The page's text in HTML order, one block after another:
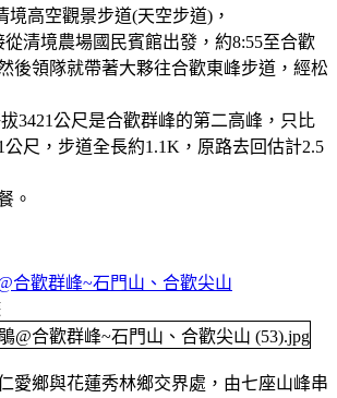
境高空觀景步道(天空步道)，
從清境農場國民賓館出發，約8:55至合歡
後領隊就帶著大夥往合歡東峰步道，經松
3421公尺是合歡群峰的第二高峰，只比
尺，步道全長約1.1K，原路去回估計2.5
。
合歡群峰~石門山、合歡尖山
愛鄉與花蓮秀林鄉交界處，由七座山峰串